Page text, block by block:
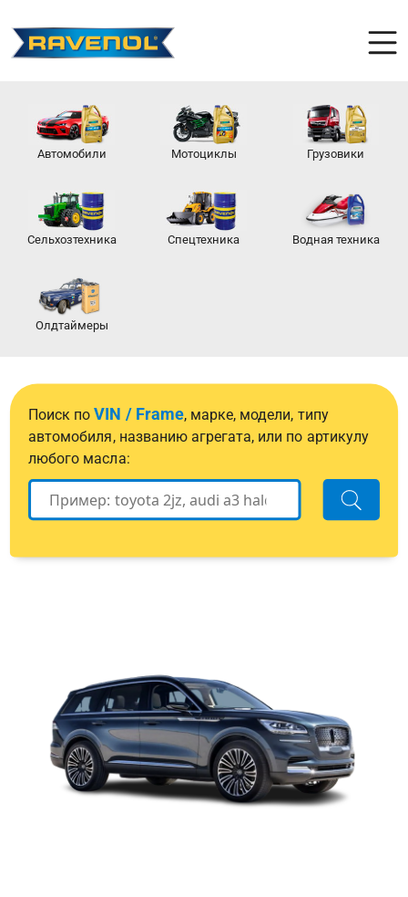
Автомобили Мотоциклы Грузовики
Сельхозтехника Спецтехника Водная техника
Олдтаймеры
Поиск поVIN / Frame, марке, модели, типу
автомобиля, названию агрегата, или по артикулу
любого масла: